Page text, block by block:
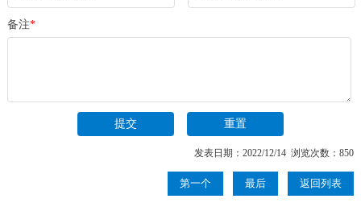
备注*
发表日期：2022/12/14 浏览次数：850
第一个 最后 返回列表